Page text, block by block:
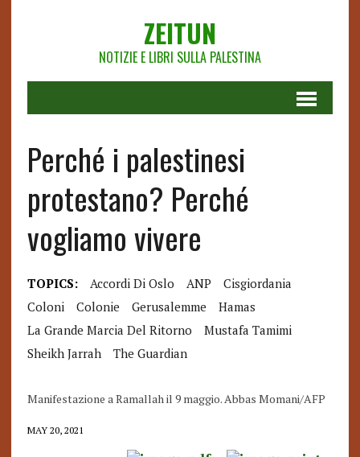
ZEITUN
NOTIZIE E LIBRI SULLA PALESTINA
Perché i palestinesi
protestano? Perché
vogliamo vivere
TOPICS: Accordi Di Oslo ANP
Cisgiordania
Coloni
Colonie Gerusalemme
Hamas
La Grande Marcia Del Ritorno
Mustafa Tamimi
Sheikh Jarrah
The Guardian
Manifestazione a Ramallah il 9 maggio. Abbas Momani/AFP
MAY 20, 2021